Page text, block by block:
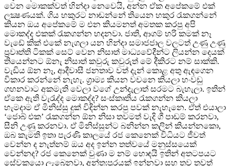
වෙන මොකක්වත් හින්දා නෙවෙයි, අන්න ඒක අපේකමේ එක්
ලක්‍ෂණයක්. ගිය හකුරට නාඬන්නේ තියෙන හකුර රැකගන්නේ
කියන ඔය අපේකමේ ම එන කියමනත් අමතක කරපු අපි
මොකද්ද එකක් රැකගන්න හදනවා. ජාති, ආගම් හරි කමක් නෑ
වැඩේ කික් එකේ නැගලා යන හින්දා සමාජජාල වලටත් උණු උණු
ප්‍ර‍වෘත්ති ටිකක් සෙට් වෙන නිසාත් මාධ්‍යවේදීන්ට ලියන්න දෙයක්
තියෙන්නට ඕනැ නිසාත් කවුරු කවුරුත් මේ දීකිරට නම් සාක්කි.
වැඩිය ඕන නෑ, ආදීවාසී ජනතාව වත් දැන් කොළ අතු ඇඳගෙන
විකාර කරන්නේ නැහැ. ග්‍රාම්‍ය කියන වචනෙ කියලා හංවඩු
ගහනවාට අකමැති වෙලා වගේ උන්දැලාත් සරමට බැහැලා. ඉතින්
ඒකෙ ඇති වැරැද්ද මොකද්ද? සංස්කෘතිය රැකගන්න කියලා
හැමදාම ඒ මිනිස්සු දුක් විඳින්න කරපු පවක් නැහැනෙ. ඒත් එයාලා
‘ජොබ් එක’ රැකගන්න ඕන නිසා තවමත් වැදි ගී පාඩම් කරනවා,
සීනි උණු කරනවා. ඒ මිනිස්සුන්ට බනින්න කලින් කියන්නකො,
ඔබ කැමති ඉතා පැරණි කාලයේ රජ කෙනෙක් විධියට ජීවත්
වෙන්න ද නැත්නම් ඔය අද ඉන්න තත්වයේ මනුස්සයෙක්
වෙන්නද? රජ කෙනෙක් වුණා ම නම් හොඳයි ඉතින් අතටපයට
සේවකයො ලැබෙනවා, අන්ත:පුරයක් ඉන්නවා සහ තව තවත්